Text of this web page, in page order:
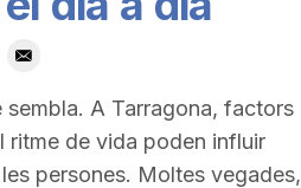
A Tarragona, factors
ritme de vida poden influir
persones. Moltes vegades,